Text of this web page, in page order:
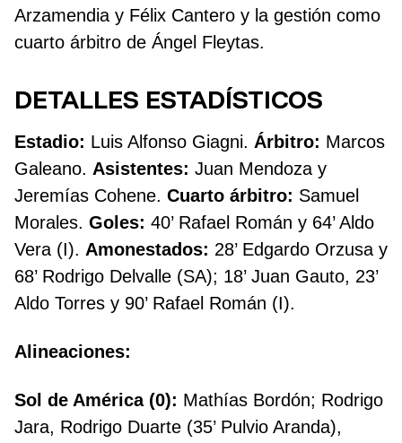
Arzamendia y Félix Cantero y la gestión como
cuarto árbitro de Ángel Fleytas.
DETALLES ESTADÍSTICOS
Estadio: Luis Alfonso Giagni. Árbitro: Marcos
Galeano. Asistentes: Juan Mendoza y
Jeremías Cohene. Cuarto árbitro: Samuel
Morales. Goles: 40’ Rafael Román y 64’ Aldo
Vera (I). Amonestados: 28’ Edgardo Orzusa y
68’ Rodrigo Delvalle (SA); 18’ Juan Gauto, 23’
Aldo Torres y 90’ Rafael Román (I).
Alineaciones:
Sol de América (0): Mathías Bordón; Rodrigo
Jara, Rodrigo Duarte (35’ Pulvio Aranda),